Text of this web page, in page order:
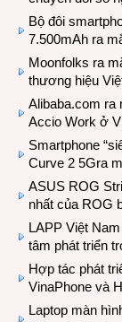
Bộ đôi
7.500mAh ra
Moonfolks ra
thương hiệu
Alibaba.com ra
Accio Work ở
Smartphone
Curve 2 5Gra
ASUS ROG
nhất của ROG
LAPP Việt
tâm phát triển
Hợp tác phát
VinaPhone và
Laptop màn